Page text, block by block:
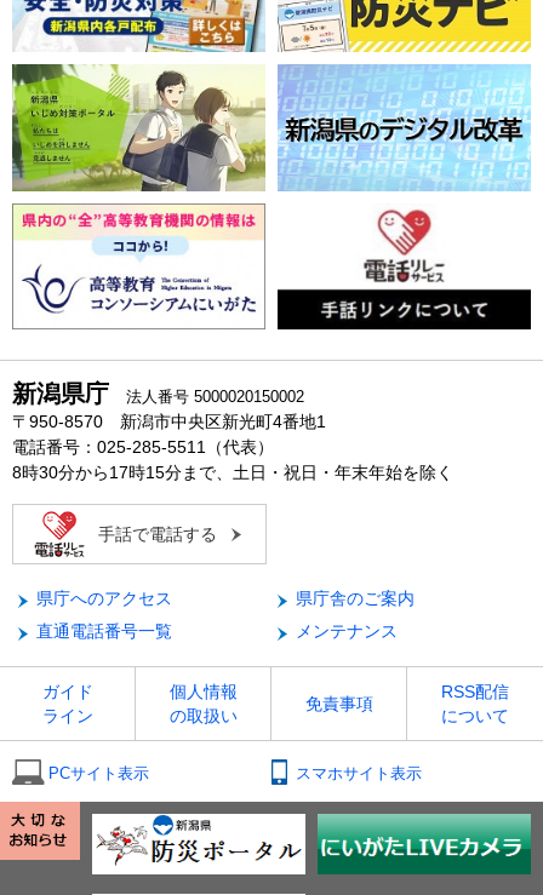
新潟県庁 法人番号 5000020150002
〒950-8570 新潟市中央区新光町4番地1
電話番号：025-285-5511（代表）
8時30分から17時15分まで、土日・祝日・年末年始を除く
手話で電話する
県庁へのアクセス
県庁舎のご案内
直通電話番号一覧
メンテナンス
ガイド
ライン
個人情報
の取扱い
免責事項
RSS配信
について
PCサイト表示 スマホサイト表示